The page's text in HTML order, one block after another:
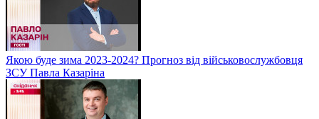
Якою буде зима 2023-2024? Прогноз від військовослужбовця
ЗСУ Павла Казаріна